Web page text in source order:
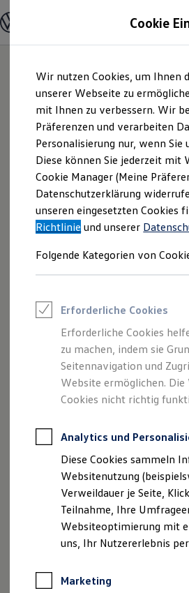
Hauptinhalt
springen
Footer
springen
Modelle und Konfigurator
Modelle vergleichen
Elektroautos
ENERGY Sondermodelle
Nutzfahrzeuge
SUV und CUV
Familienautos
Kombis
Kompaktwagen
Sportwagen
Schnell verfügbare Fahrzeuge
Angebote und Produkte
Aktuelle Angebote
E-Auto-Förderung
Volkswagen Marktplatz
Junge Gebrauchtwagen
Saisonangebote
Leasing
Leasing-Angebote
Gebrauchtwagen
Junge
Elektroauto Leasing
Kleinwagen-Leasing
Leasing ohne
Autokredit mit
Versicherungen und
Kfz-Versicherung
Garantien
Wartungsverträge
Geschäftskunden
Professional Class
Großkunden
Behörden
Anpfiff zum Gewinn
Mehr Raum
Der Tayron.
Cookie
Wir nutzen Cookies, um Ihnen
unserer Webseite zu
mit Ihnen zu verbessern. Wir
Präferenzen und verarbeiten
Personalisierung nur, wenn
Diese können Sie jederzeit
Cookie Manager (Meine
Datenschutzerklärung
unseren eingesetzten Cookies
Richtlinie und unserer
Folgende Kategorien von
Erforderliche Cookies
Erforderliche Cookies
zu machen, indem sie
Seitennavigation und
Website ermöglichen.
Cookies nicht richtig
Analytics und
Diese Cookies sammeln
Websitenutzung
Verweildauer je Seite,
Teilnahme, Ihre
Websiteoptimierung mit
uns, Ihr Nutzererlebnis
Marketing